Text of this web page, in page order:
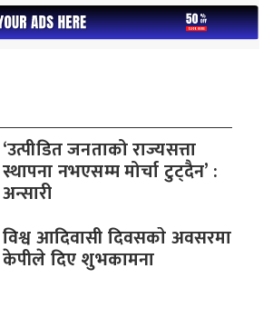
‘उत्पीडित जनताको राज्यसत्ता
स्थापना नभएसम्म मोर्चा टुट्दैन’ :
अन्सारी
विश्व आदिवासी दिवसकाे अवसरमा
केपीले दिए शुभकामना